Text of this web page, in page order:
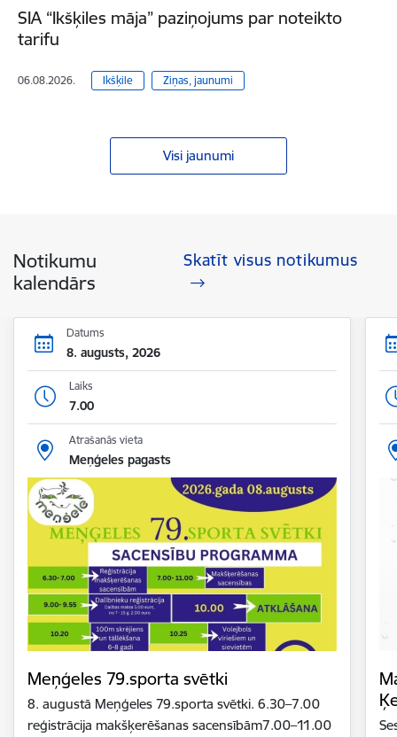
SIA “Ikšķiles māja” paziņojums par noteikto
tarifu
06.08.2026. Ikšķile Ziņas, jaunumi
Visi jaunumi
Notikumu
kalendārs
Skatīt visus notikumus
Datums
8. augusts, 2026
Laiks
7.00
Atrašanās vieta
Meņģeles pagasts
Meņģeles 79.sporta svētki
8. augustā Meņģeles 79.sporta svētki. 6.30–7.00
reģistrācija makšķerēšanas sacensībām7.00–11.00